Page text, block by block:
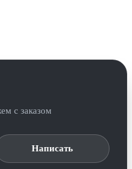
с заказом
Написать